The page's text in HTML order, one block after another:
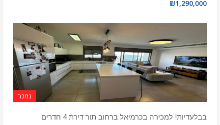
₪1,290,000
נמכר
בבלעדיות! למכירה בכרמיאל ברחוב תור דירת 4 חדרים